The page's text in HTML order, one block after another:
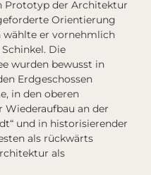
Prototyp der Architektur
Orientierung
wählte er vornehmlich
Die
wurden bewusst in
Erdgeschossen
in den oberen
Wiederaufbau an der
und in historisierender
als rückwärts
als